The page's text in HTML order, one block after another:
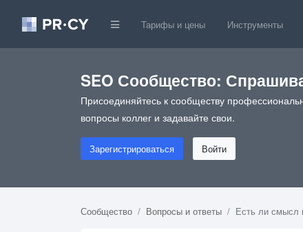
Тарифы и цены Инструменты
SEO Сообщество:
Присоединяйтесь к сообществу
вопросы коллег и задавайте свои.
Зарегистрироваться Войти
Сообщество Вопросы и ответы Есть ли смысл